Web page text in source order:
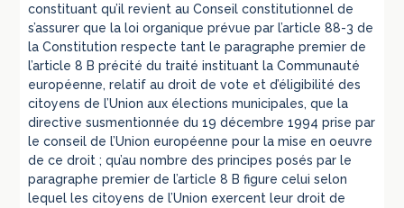
constituant qu’il revient au Conseil constitutionnel de
s’assurer que la loi organique prévue par l’article 88-3 de
la Constitution respecte tant le paragraphe premier de
l’article 8 B précité du traité instituant la Communauté
européenne, relatif au droit de vote et d’éligibilité des
citoyens de l’Union aux élections municipales, que la
directive susmentionnée du 19 décembre 1994 prise par
le conseil de l’Union européenne pour la mise en oeuvre
de ce droit ; qu’au nombre des principes posés par le
paragraphe premier de l’article 8 B figure celui selon
lequel les citoyens de l’Union exercent leur droit de